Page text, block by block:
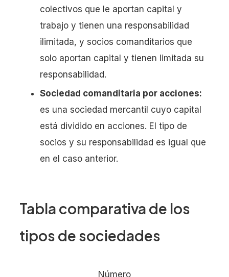
colectivos que le aportan capital y
trabajo y tienen una responsabilidad
ilimitada, y socios comanditarios que
solo aportan capital y tienen limitada su
responsabilidad.
Sociedad comanditaria por acciones:
es una sociedad mercantil cuyo capital
está dividido en acciones. El tipo de
socios y su responsabilidad es igual que
en el caso anterior.
Tabla comparativa de los
tipos de sociedades
Número